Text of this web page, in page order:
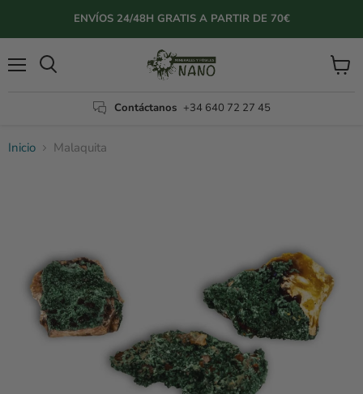
ENVÍOS 24/48H GRATIS A PARTIR DE 70€
Contáctanos +34 640 72 27 45
Ver
Inicio Malaquita